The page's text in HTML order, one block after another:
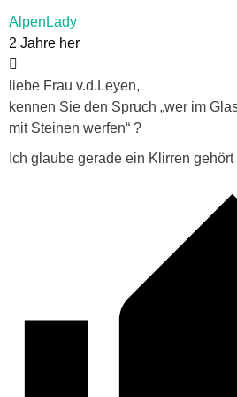
AlpenLady
2 Jahre her
liebe Frau v.d.Leyen,
kennen Sie den Spruch „wer im
mit Steinen werfen“ ?
Ich glaube gerade ein Klirren